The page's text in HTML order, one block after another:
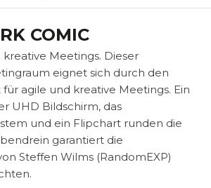
COMIC
Meetings. Dieser
eignet sich durch den
agile und kreative Meetings. Ein
UHD Bildschirm, das
und ein Flipchart runden die
garantiert die
Steffen Wilms (RandomEXP)